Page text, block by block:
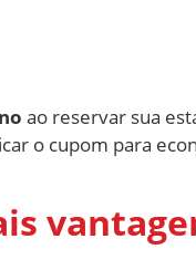
ao reservar sua
o cupom para